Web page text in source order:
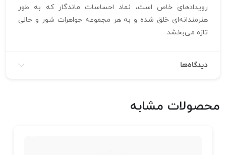
رویدادهای خاص است، نماد احساسات ماندگار که به طور
هنرمندانه‌ای خلق شده و به هر مجموعه جواهرات شور و حالی
تازه می‌بخشد.
دیدگاه‌ها
محصولات مشابه